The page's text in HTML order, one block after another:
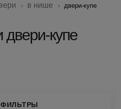
в нише двери-купе
купе
ФИЛЬТРЫ